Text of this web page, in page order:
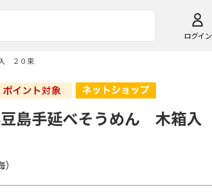
ログイン
２０束
豆島手延べそうめん 木箱入